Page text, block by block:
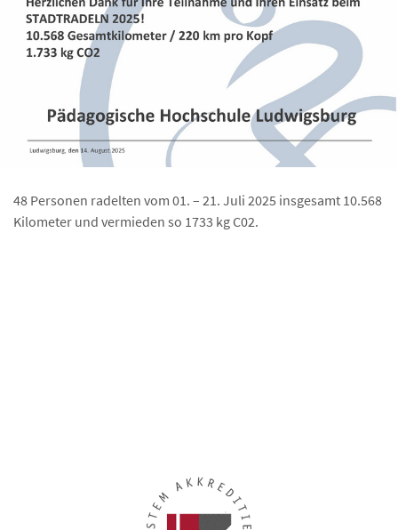
48 Personen radelten vom 01. – 21. Juli 2025 insgesamt 10.568
Kilometer und vermieden so 1733 kg C02.